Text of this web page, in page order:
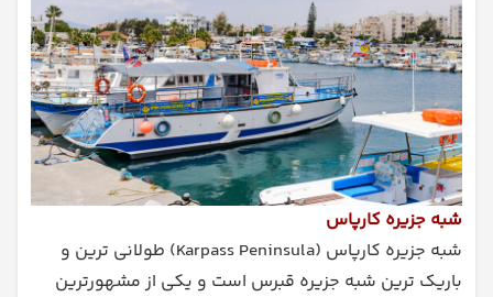
شبه جزیره کارپاس
شبه جزیره کارپاس (Karpass Peninsula) طولانی ترین و
باریک ترین شبه جزیره‌ قبرس است و یکی از مشهورترین